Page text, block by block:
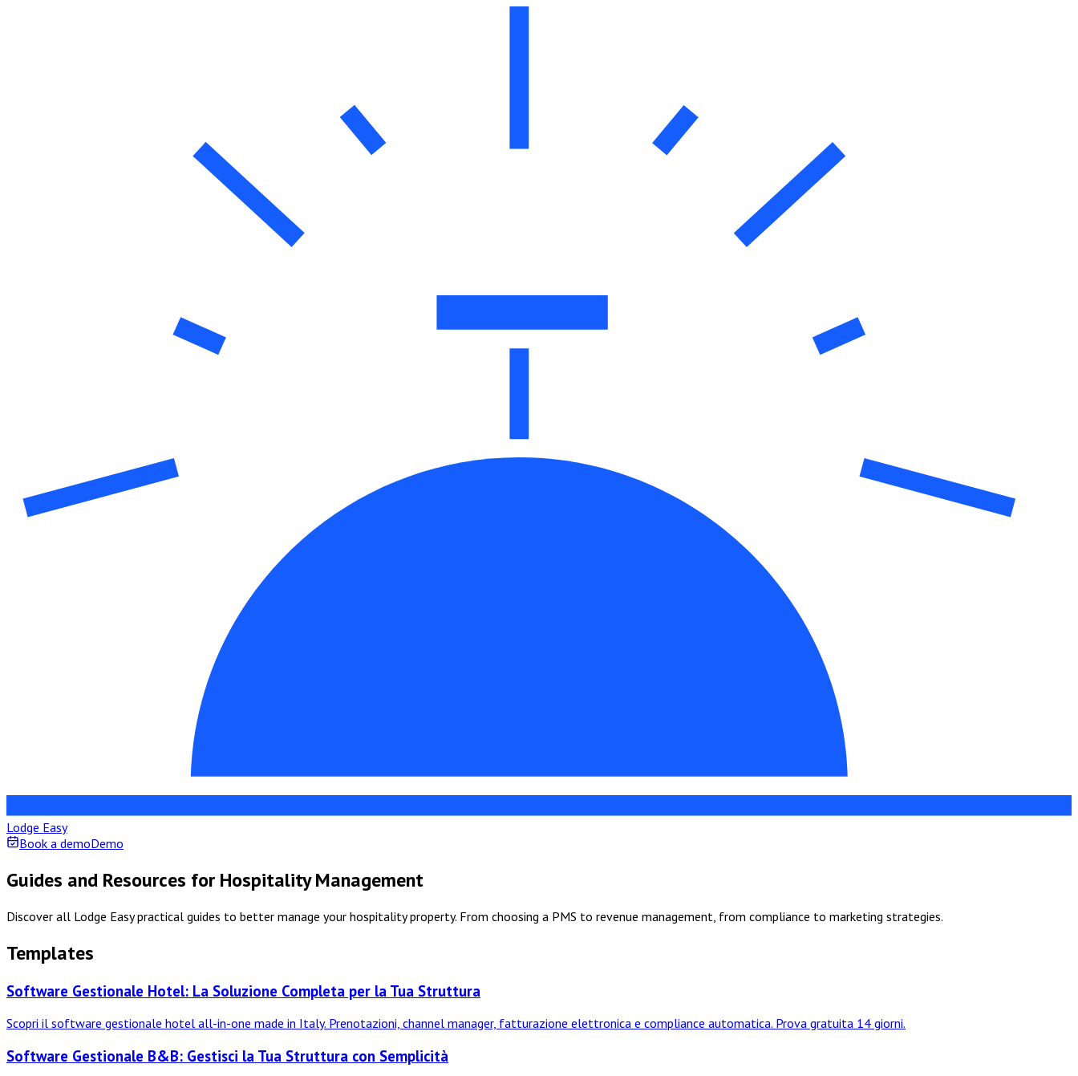
Lodge Easy
Book a demoDemo
Guides and Resources for Hospitality Management
Discover all Lodge Easy practical guides to better manage your hospitality property. From choosing a PMS to revenue management, from compliance to marketing strategies.
Templates
Software Gestionale Hotel: La Soluzione Completa per la Tua Struttura
Scopri il software gestionale hotel all-in-one made in Italy. Prenotazioni, channel manager, fatturazione elettronica e compliance automatica. Prova gratuita 14 giorni.
Software Gestionale B&B: Gestisci la Tua Struttura con Semplicità